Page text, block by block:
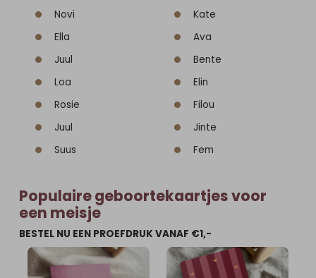
Novi
Ella
Juul
Loa
Rosie
Juul
Suus
Kate
Ava
Bente
Elin
Filou
Jinte
Fem
Populaire geboortekaartjes voor
een meisje
BESTEL NU EEN PROEFDRUK VANAF €1,-